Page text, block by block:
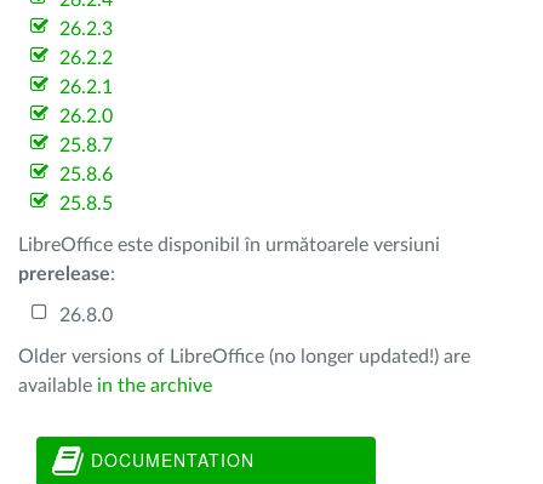
26.2.3
26.2.2
26.2.1
26.2.0
25.8.7
25.8.6
25.8.5
LibreOffice este disponibil în următoarele versiuni
prerelease:
26.8.0
Older versions of LibreOffice (no longer updated!) are
available in the archive
DOCUMENTATION